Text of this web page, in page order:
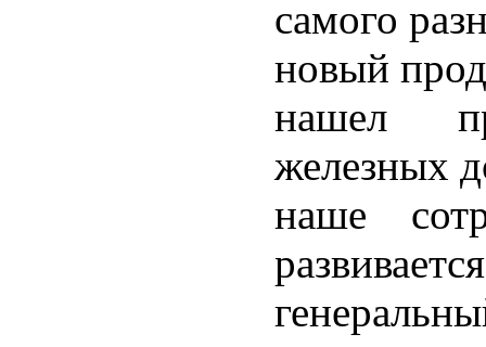
самого
новый
нашел
железных
наше